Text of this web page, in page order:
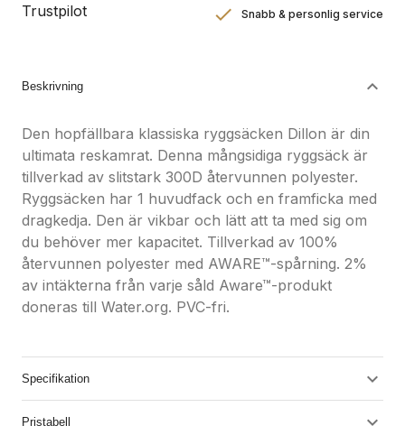
Trustpilot Snabb & personlig service
Beskrivning
Den hopfällbara klassiska ryggsäcken Dillon är din
ultimata reskamrat. Denna mångsidiga ryggsäck är
tillverkad av slitstark 300D återvunnen polyester.
Ryggsäcken har 1 huvudfack och en framficka med
dragkedja. Den är vikbar och lätt att ta med sig om
du behöver mer kapacitet. Tillverkad av 100%
återvunnen polyester med AWARE™-spårning. 2%
av intäkterna från varje såld Aware™-produkt
doneras till Water.org. PVC-fri.
Specifikation
Pristabell